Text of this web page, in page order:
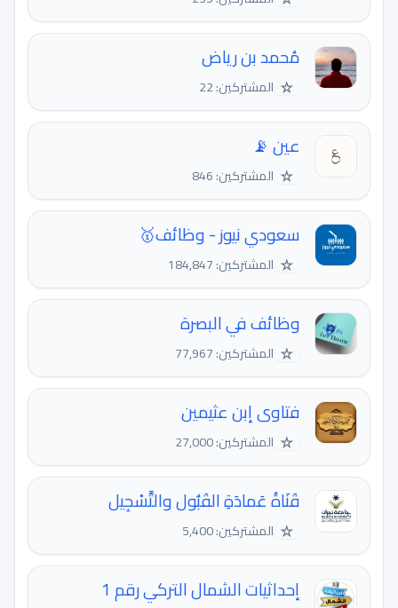
مُحمد بن رياض
☆ المشتركين: 22
عين 📡
☆ المشتركين: 846
سعودي نيوز - وظائف🥇
☆ المشتركين: 184,847
وظائف في البصرة
☆ المشتركين: 77,967
فتاوى إبن عثيمين
☆ المشتركين: 27,000
قَنَاةُ عَمادَةِ القَبُول والتَّسْجِيل
☆ المشتركين: 5,400
إحداثيات الشمال التركي رقم 1